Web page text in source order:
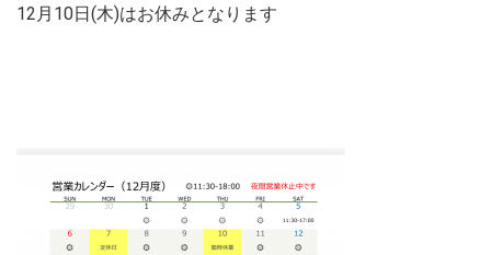
12月10日(木)はお休みとなります